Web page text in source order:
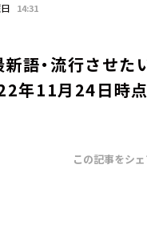
14:31
語・流行させた
年11月24日時点
この記事をシ